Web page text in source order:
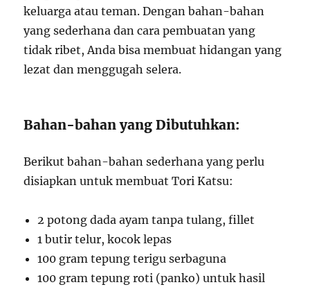
keluarga atau teman. Dengan bahan-bahan
yang sederhana dan cara pembuatan yang
tidak ribet, Anda bisa membuat hidangan yang
lezat dan menggugah selera.
Bahan-bahan yang Dibutuhkan:
Berikut bahan-bahan sederhana yang perlu
disiapkan untuk membuat Tori Katsu:
2 potong dada ayam tanpa tulang, fillet
1 butir telur, kocok lepas
100 gram tepung terigu serbaguna
100 gram tepung roti (panko) untuk hasil